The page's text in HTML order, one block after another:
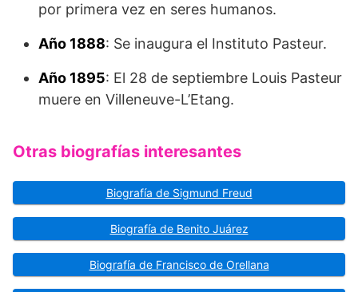
por primera vez en seres humanos.
Año 1888: Se inaugura el Instituto Pasteur.
Año 1895: El 28 de septiembre Louis Pasteur
muere en VilIeneuve-L’Etang.
Otras biografías interesantes
Biografía de Sigmund Freud
Biografía de Benito Juárez
Biografía de Francisco de Orellana